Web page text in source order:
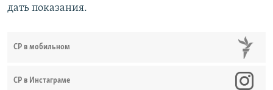
дать показания.
СР в мобильном
СР в Инстаграме